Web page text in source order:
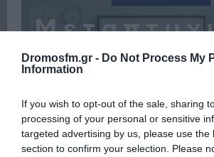
Dromosfm.gr - Do Not Process My
Information
If you wish to opt-out of the sale, sharing
processing of your personal or sensitive
targeted advertising by us, please use the
section to confirm your selection. Please